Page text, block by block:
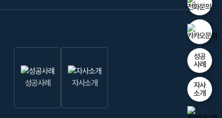
성공사례 자사소개
성공
사례
자사
소개